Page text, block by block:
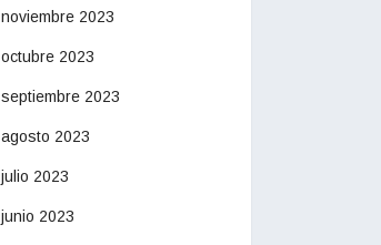
noviembre 2023
octubre 2023
septiembre 2023
agosto 2023
julio 2023
junio 2023